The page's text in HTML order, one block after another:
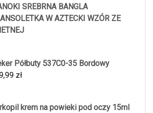
SREBRNA BANGLA
W AZTECKI WZÓR ZE
Półbuty 537C0-35 Bordowy
zł
krem na powieki pod oczy 15ml